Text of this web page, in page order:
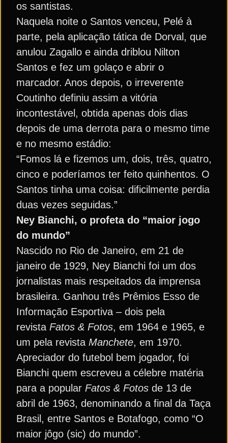
os santistas.
Naquela noite o Santos venceu, Pelé à
parte, pela aplicação tática de Dorval, que
anulou Zagallo e ainda driblou Nilton
Santos e fez um golaço e abrir o
marcador. Anos depois, o irreverente
Coutinho definiu assim a vitória
incontestável, obtida apenas dois dias
depois de uma derrota para o mesmo time
e no mesmo estádio:
“Fomos lá e fizemos um, dois, três, quatro,
cinco e poderíamos ter feito quinhentos. O
Santos tinha uma coisa: dificilmente perdia
duas vezes seguidas.”
Ney Bianchi, o profeta do “maior jogo
do mundo”
Nascido no Rio de Janeiro, em 21 de
janeiro de 1929, Ney Bianchi foi um dos
jornalistas mais respeitados da imprensa
brasileira. Ganhou três Prêmios Esso de
Informação Esportiva – dois pela
revista Fatos & Fotos, em 1964 e 1965, e
um pela revista Manchete, em 1970.
Apreciador do futebol bem jogador, foi
Bianchi quem escreveu a célebre matéria
para a popular Fatos & Fotos de 13 de
abril de 1963, denominando a final da Taça
Brasil, entre Santos e Botafogo, como “O
maior jôgo (sic) do mundo”.